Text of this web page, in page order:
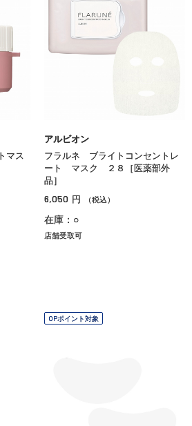
マス
アルビオン
フラルネ ブライトコンセントレ
ート マスク ２８［医薬部外
品］
6,050 円 （税込）
在庫：○
店舗受取可
OPポイント対象